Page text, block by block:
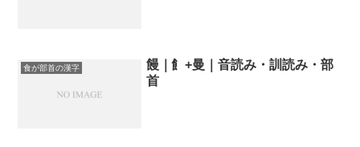
食が部首の漢字
饅｜飠+曼｜音読み・訓読み・部
首